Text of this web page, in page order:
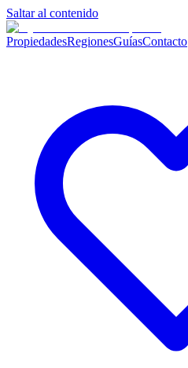
Saltar al contenido
PropiedadesRegionesGuíasContacto